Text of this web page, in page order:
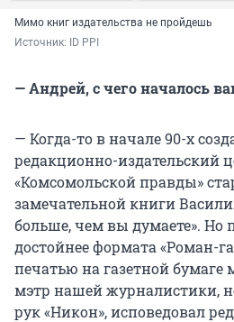
Мимо книг издательства не пройдешь
Источник: ID PPI
— Андрей, с чего началось
— Когда-то в начале 90-х
редакционно-издательский
«Комсомольской правды»
замечательной книги
больше, чем вы думаете». Но
достойнее формата «Роман-
печатью на газетной бумаге
мэтр нашей журналистики,
рук «Никон», исповедовал